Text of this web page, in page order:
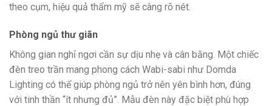
theo cụm, hiệu quả thẩm mỹ sẽ càng rõ nét.
Phòng ngủ thư giãn
Không gian nghỉ ngơi cần sự dịu nhẹ và cân bằng. Một chiếc
đèn treo trần mang phong cách Wabi-sabi như Domda
Lighting có thể giúp phòng ngủ trở nên yên bình hơn, đúng
với tinh thần “ít nhưng đủ”. Mẫu đèn này đặc biệt phù hợp